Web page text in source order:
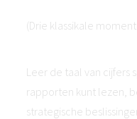
(Drie klassikale
Leer de taal van cijfers
rapporten kunt lezen,
strategische